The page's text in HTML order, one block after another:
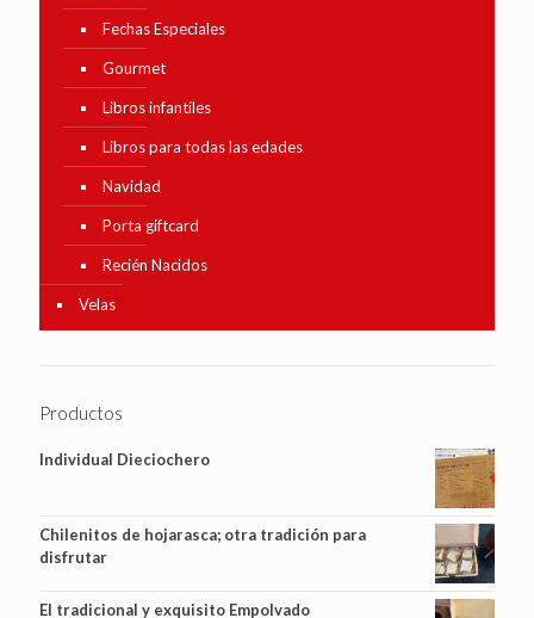
Fechas Especiales
Gourmet
Libros infantiles
Libros para todas las edades
Navidad
Porta giftcard
Recién Nacidos
Velas
Productos
Individual Dieciochero
Chilenitos de hojarasca; otra tradición para
disfrutar
El tradicional y exquisito Empolvado